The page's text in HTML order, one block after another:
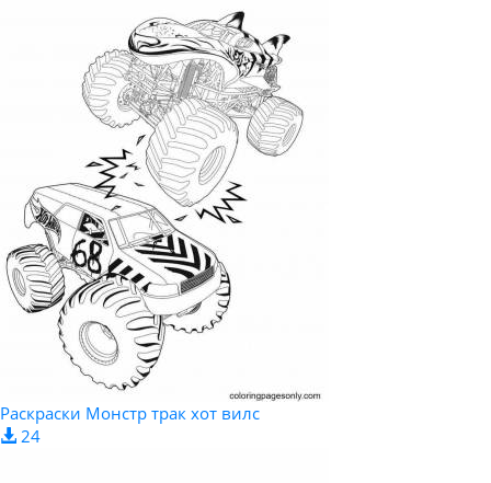
Раскраски Монстр трак хот вилс
24